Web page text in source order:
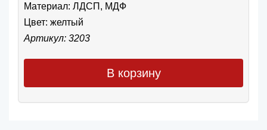
Материал: ЛДСП, МДФ
Цвет: желтый
Артикул: 3203
В корзину